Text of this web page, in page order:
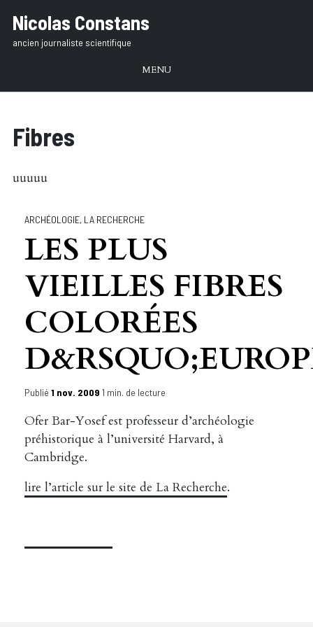
texte
Nicolas Constans
ancien journaliste scientifique
MENU
Fibres
uuuuu
ARCHÉOLOGIE, LA RECHERCHE
LES PLUS
VIEILLES FIBRES
COLORÉES
Publié1 nov. 20091 min. de lecture
Ofer Bar-Yosef est professeur d’archéologie
préhistorique à l’université Harvard, à
Cambridge.
lire l’article sur le site de La Recherche.